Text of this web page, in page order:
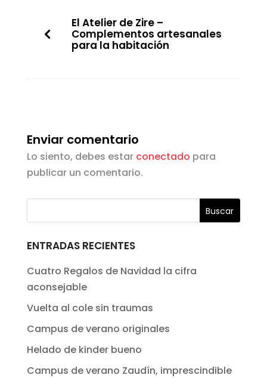
El Atelier de Zire –
Complementos artesanales
para la habitación
Enviar comentario
Lo siento, debes estar conectado para
publicar un comentario.
ENTRADAS RECIENTES
Cuatro Regalos de Navidad la cifra
aconsejable
Vuelta al cole sin traumas
Campus de verano originales
Helado de kinder bueno
Campus de verano Zaudín, imprescindible